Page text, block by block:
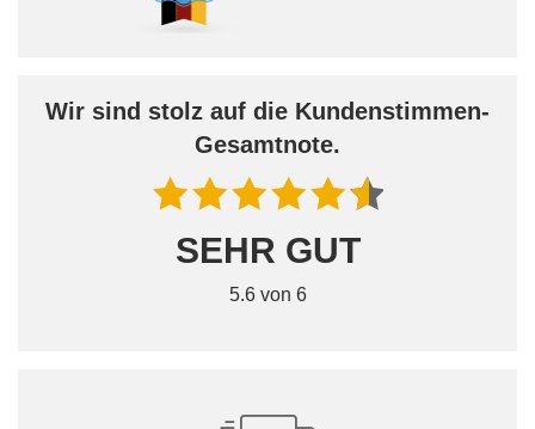
Wir sind stolz auf die Kundenstimmen-
Gesamtnote.
SEHR GUT
5.6 von 6